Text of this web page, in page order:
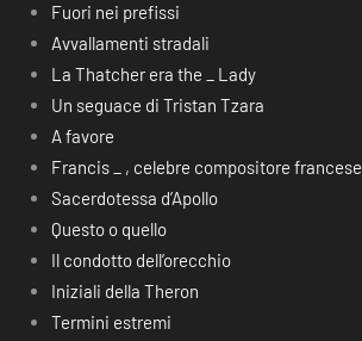
Fuori nei prefissi
Avvallamenti stradali
La Thatcher era the _ Lady
Un seguace di Tristan Tzara
A favore
Francis _ , celebre compositore francese
Sacerdotessa d’Apollo
Questo o quello
Il condotto dell’orecchio
Iniziali della Theron
Termini estremi